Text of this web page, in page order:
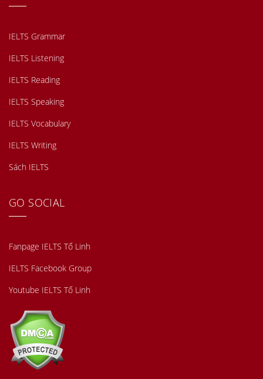
IELTS Grammar
IELTS Listening
IELTS Reading
IELTS Speaking
IELTS Vocabulary
IELTS Writing
Sách IELTS
GO SOCIAL
Fanpage IELTS Tố Linh
IELTS Facebook Group
Youtube IELTS Tố Linh